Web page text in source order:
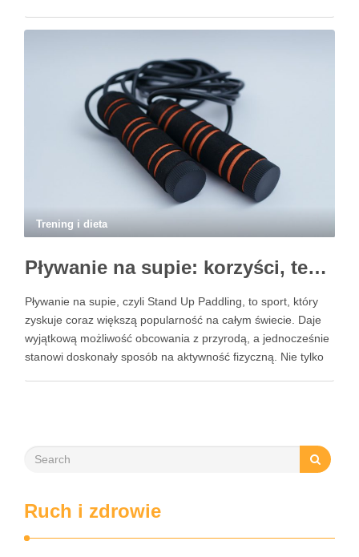
względu na poziom zaawansowania, można je wykonywać w
Trening i dieta
Pływanie na supie: korzyści, techniki i najlepsze miejsca w Polsce
Pływanie na supie, czyli Stand Up Paddling, to sport, który
zyskuje coraz większą popularność na całym świecie. Daje
wyjątkową możliwość obcowania z przyrodą, a jednocześnie
stanowi doskonały sposób na aktywność fizyczną. Nie tylko
Ruch i zdrowie